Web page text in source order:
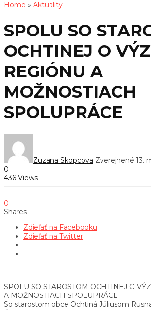
Home » Aktuality
SPOLU SO
OCHTINEJ O
REGIÓNU A
MOŽNOSTIACH
SPOLUPRÁCE
Zuzana Skopcova Zverejnené 13.
0
436 Views
0
Shares
Zdieľať na Facebooku
Zdieľať na Twitter
SPOLU SO STAROSTOM OCHTINEJ O
A MOŽNOSTIACH SPOLUPRÁCE
So starostom obce Ochtiná Júliusom